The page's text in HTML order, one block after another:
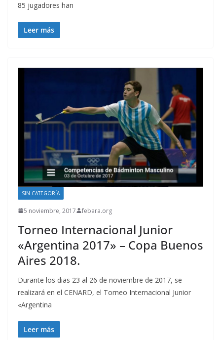
85 jugadores han
Leer más
SIN CATEGORÍA
5 noviembre, 2017 febara.org
Torneo Internacional Junior
«Argentina 2017» – Copa Buenos
Aires 2018.
Durante los dias 23 al 26 de noviembre de 2017, se
realizará en el CENARD, el Torneo Internacional Junior
«Argentina
Leer más